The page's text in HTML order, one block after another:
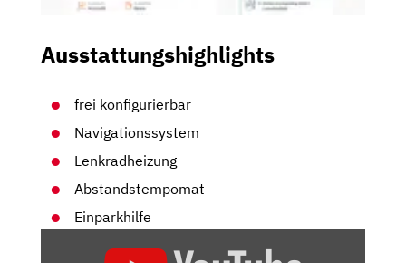
Ausstattungshighlights
frei konfigurierbar
Navigationssystem
Lenkradheizung
Abstandstempomat
Einparkhilfe